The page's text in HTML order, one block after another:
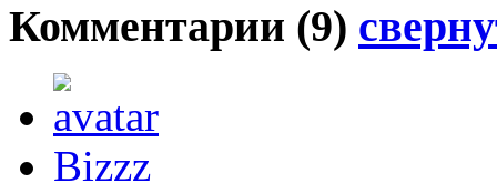
Комментарии (9)
Bizzz